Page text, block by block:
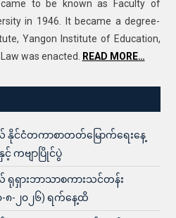
to be known as Faculty of
in 1946. It became a degree-
Yangon Institute of Education,
was enacted.
READ MORE…
င်ငံတကာစာတတ်မြောက်ရေးနေ့
ကဗျာပြိုင်ပွဲ
ရှားဘာသာစကားသင်တန်း
-၈-၂၀၂၆) ရက်နေ့ထိ